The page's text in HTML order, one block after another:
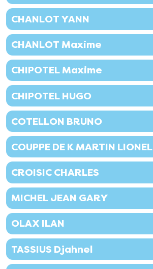
CHANLOT YANN
CHANLOT Maxime
CHIPOTEL Maxime
CHIPOTEL HUGO
COTELLON BRUNO
COUPPE DE K MARTIN LIONEL
CROISIC CHARLES
MICHEL JEAN GARY
OLAX ILAN
TASSIUS Djahnel